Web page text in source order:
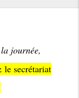
journée,
le secrétariat